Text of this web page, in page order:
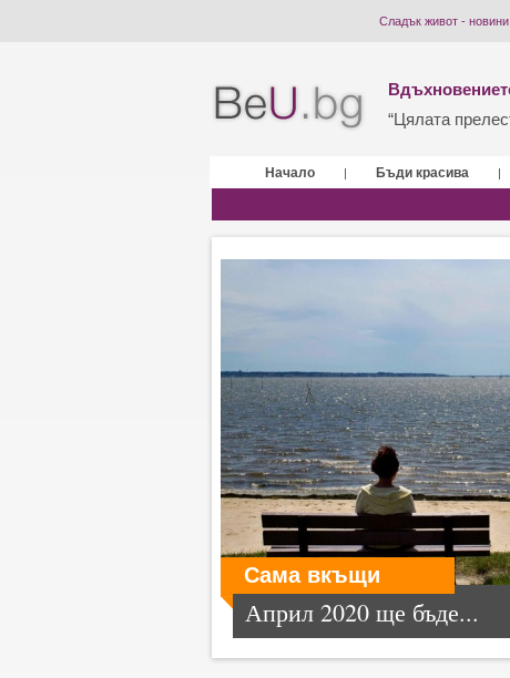
Сладък живот - новини
“Цялата
Начало | Бъди красива |
Сама вкъщи
Април 2020 ще бъде...